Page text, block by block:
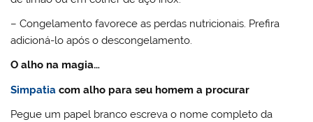
– Congelamento favorece as perdas nutricionais. Prefira
adicioná-lo após o descongelamento.
O alho na magia…
Simpatia com alho para seu homem a procurar
Pegue um papel branco escreva o nome completo da